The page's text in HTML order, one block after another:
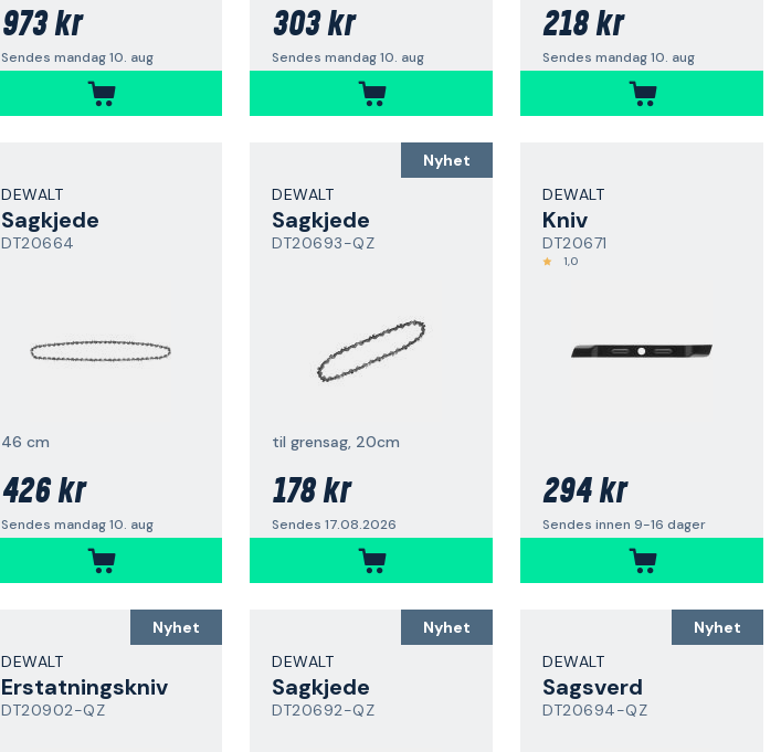
973 kr
Sendes mandag 10. aug
303 kr
Sendes mandag 10. aug
218 kr
Sendes mandag 10. aug
DEWALT
Sagkjede
DT20664
46 cm
426 kr
Sendes mandag 10. aug
Nyhet
DEWALT
Sagkjede
DT20693-QZ
til grensag, 20cm
178 kr
Sendes 17.08.2026
DEWALT
Kniv
DT20671
1,0
294 kr
Sendes innen 9-16 dager
Nyhet
DEWALT
Erstatningskniv
DT20902-QZ
Nyhet
DEWALT
Sagkjede
DT20692-QZ
Nyhet
DEWALT
Sagsverd
DT20694-QZ